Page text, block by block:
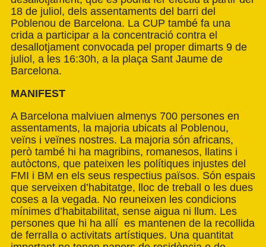
18 de juliol, dels assentaments del barri del
Poblenou de Barcelona. La CUP també fa una
crida a participar a la concentració contra el
desallotjament convocada pel proper dimarts 9 de
juliol, a les 16:30h, a la plaça Sant Jaume de
Barcelona.
MANIFEST
A Barcelona malviuen almenys 700 persones en
assentaments, la majoria ubicats al Poblenou,
veïns i veïnes nostres. La majoria són africans,
però també hi ha magribins, romanesos, llatins i
autòctons, que pateixen les polítiques injustes del
FMI i BM en els seus respectius països. Són espais
que serveixen d’habitatge, lloc de treball o les dues
coses a la vegada. No reuneixen les condicions
mínimes d’habitabilitat, sense aigua ni llum. Les
persones que hi ha allí es mantenen de la recollida
de ferralla o activitats artístiques. Una quantitat